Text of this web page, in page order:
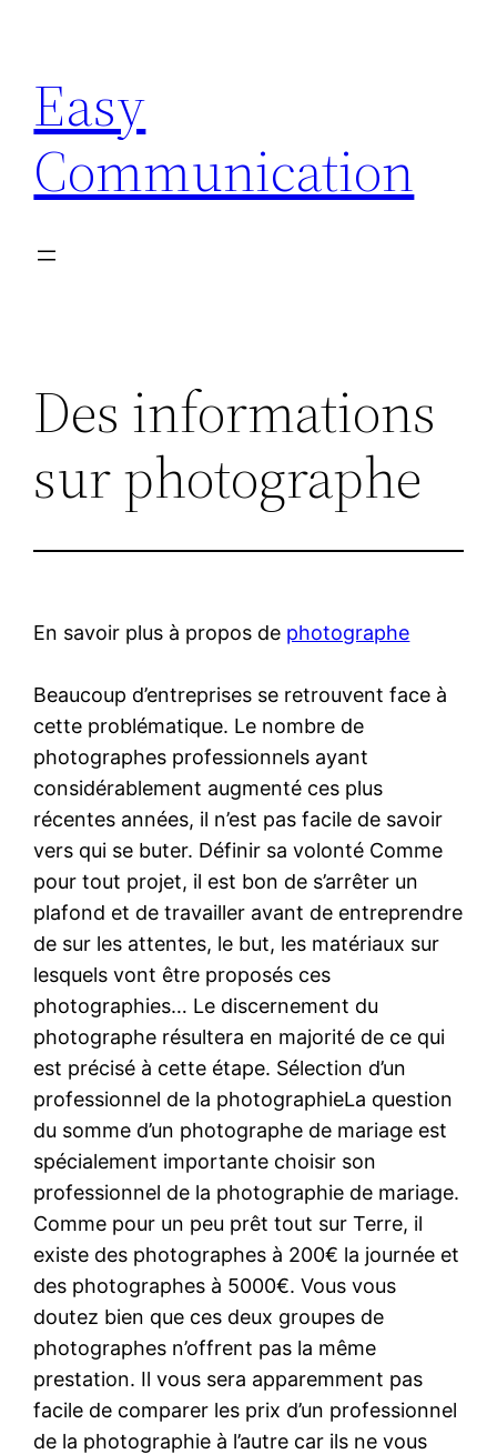
contenu
Easy
Communication
Des informations
sur photographe
En savoir plus à propos de photographe
Beaucoup d’entreprises se retrouvent face à
cette problématique. Le nombre de
photographes professionnels ayant
considérablement augmenté ces plus
récentes années, il n’est pas facile de savoir
vers qui se buter. Définir sa volonté Comme
pour tout projet, il est bon de s’arrêter un
plafond et de travailler avant de entreprendre
de sur les attentes, le but, les matériaux sur
lesquels vont être proposés ces
photographies… Le discernement du
photographe résultera en majorité de ce qui
est précisé à cette étape. Sélection d’un
professionnel de la photographieLa question
du somme d’un photographe de mariage est
spécialement importante choisir son
professionnel de la photographie de mariage.
Comme pour un peu prêt tout sur Terre, il
existe des photographes à 200€ la journée et
des photographes à 5000€. Vous vous
doutez bien que ces deux groupes de
photographes n’offrent pas la même
prestation. Il vous sera apparemment pas
facile de comparer les prix d’un professionnel
de la photographie à l’autre car ils ne vous